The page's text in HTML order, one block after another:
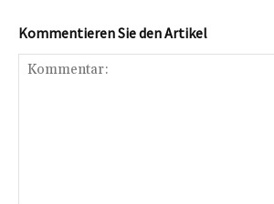
Kommentieren Sie den Artikel